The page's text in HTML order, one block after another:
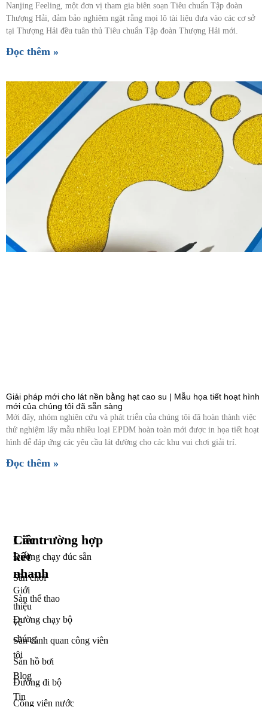
Nanjing Feeling, một đơn vị tham gia biên soạn Tiêu chuẩn Tập đoàn
Thượng Hải, đảm bảo nghiêm ngặt rằng mọi lô tài liệu đưa vào các cơ sở
tại Thượng Hải đều tuân thủ Tiêu chuẩn Tập đoàn Thượng Hải mới.
Đọc thêm »
Giải pháp mới cho lát nền bằng hạt cao su | Mẫu họa tiết hoạt hình
mới của chúng tôi đã sẵn sàng
Mới đây, nhóm nghiên cứu và phát triển của chúng tôi đã hoàn thành việc
thử nghiệm lấy mẫu nhiều loại EPDM hoàn toàn mới được in họa tiết hoạt
hình để đáp ứng các yêu cầu lát đường cho các khu vui chơi giải trí.
Đọc thêm »
Liên
kết
nhanh
Giới
thiệu
về
chúng
tôi
Blog
Tin
Các trường hợp
Đường chạy đúc sẵn
Sân chơi
Sàn thể thao
Đường chạy bộ
Sàn cảnh quan công viên
Sàn hồ bơi
Đường đi bộ
Công viên nước